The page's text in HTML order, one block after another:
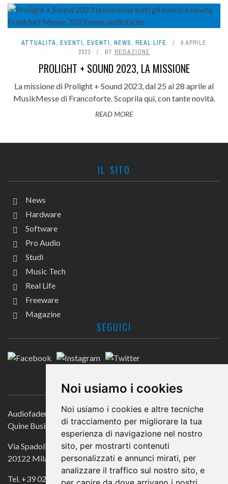
Noi usiamo i cookies
Noi usiamo i cookies e altre tecniche
di tracciamento per migliorare la tua
esperienza di navigazione nel nostro
sito, per mostrarti contenuti
personalizzati e annunci mirati, per
analizzare il traffico sul nostro sito, e
ATTUALITÀ, EVENTI, EVENTI, NEWS, REAL LIFE
6 APRILE
2023
BY REDAZIONE
PROLIGHT + SOUND 2023, LA MISSIONE
La missione di Prolight + Sound 2023, dal 25 al 28 aprile al
MusikMesse di Francoforte. Scoprila qui, con tante novità.
READ MORE
IL SITO
News
Hardware
Software
Pro Audio
Studi
Music Tech
Real Life
Freeware
Magazine
SEGUICI
CONTATTACI
Audiofader.com
Quine Business Publisher
Via Spadolini 7
20122 Milano
Tel. +39 02 49756990